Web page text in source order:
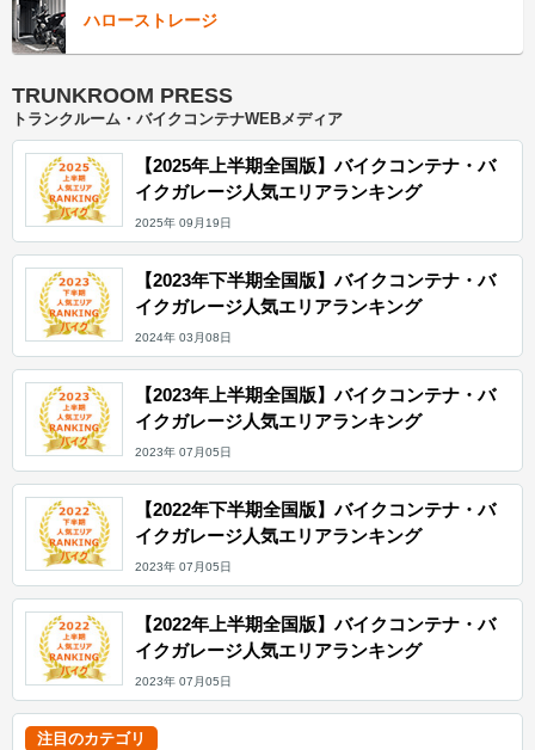
ハローストレージ
TRUNKROOM PRESS
トランクルーム・バイクコンテナWEBメディア
【2025年上半期全国版】バイクコンテナ・バ
イクガレージ人気エリアランキング
2025年 09月19日
【2023年下半期全国版】バイクコンテナ・バ
イクガレージ人気エリアランキング
2024年 03月08日
【2023年上半期全国版】バイクコンテナ・バ
イクガレージ人気エリアランキング
2023年 07月05日
【2022年下半期全国版】バイクコンテナ・バ
イクガレージ人気エリアランキング
2023年 07月05日
【2022年上半期全国版】バイクコンテナ・バ
イクガレージ人気エリアランキング
2023年 07月05日
注目のカテゴリ